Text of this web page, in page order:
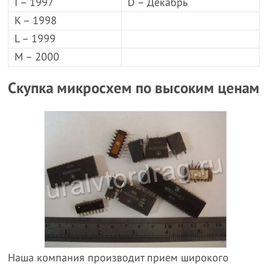
I – 1997
D – Декабрь
K – 1998
L – 1999
M – 2000
Скупка микросхем по высоким ценам
Наша компания производит прием широкого